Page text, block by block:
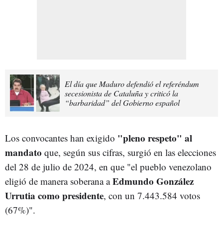
El día que Maduro defendió el referéndum
secesionista de Cataluña y criticó la
“barbaridad” del Gobierno español
Los convocantes han exigido "pleno respeto" al
mandato que, según sus cifras, surgió en las elecciones
del 28 de julio de 2024, en que "el pueblo venezolano
eligió de manera soberana aEdmundo González
Urrutia como presidente, con un 7.443.584 votos
(67%)".